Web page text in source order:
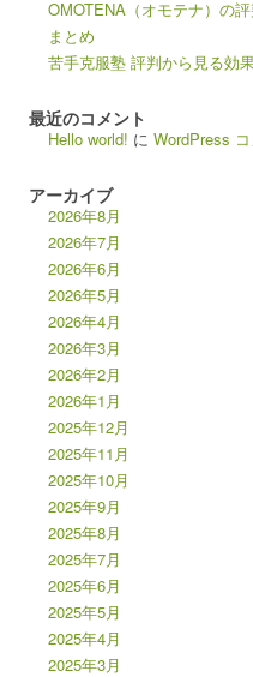
OMOTENA（オモテナ）の
まとめ
苦手克服塾 評判から見る効
最近のコメント
Hello world! に WordPress
アーカイブ
2026年8月
2026年7月
2026年6月
2026年5月
2026年4月
2026年3月
2026年2月
2026年1月
2025年12月
2025年11月
2025年10月
2025年9月
2025年8月
2025年7月
2025年6月
2025年5月
2025年4月
2025年3月